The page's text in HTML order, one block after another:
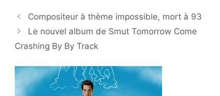
Compositeur à thème impossible, mort à 93
Le nouvel album de Smut Tomorrow Come
Crashing By By Track